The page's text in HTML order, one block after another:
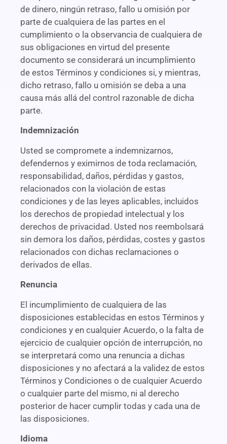
de dinero, ningún retraso, fallo u omisión por
parte de cualquiera de las partes en el
cumplimiento o la observancia de cualquiera de
sus obligaciones en virtud del presente
documento se considerará un incumplimiento
de estos Términos y condiciones si, y mientras,
dicho retraso, fallo u omisión se deba a una
causa más allá del control razonable de dicha
parte.
Indemnización
Usted se compromete a indemnizarnos,
defendernos y eximirnos de toda reclamación,
responsabilidad, daños, pérdidas y gastos,
relacionados con la violación de estas
condiciones y de las leyes aplicables, incluidos
los derechos de propiedad intelectual y los
derechos de privacidad. Usted nos reembolsará
sin demora los daños, pérdidas, costes y gastos
relacionados con dichas reclamaciones o
derivados de ellas.
Renuncia
El incumplimiento de cualquiera de las
disposiciones establecidas en estos Términos y
condiciones y en cualquier Acuerdo, o la falta de
ejercicio de cualquier opción de interrupción, no
se interpretará como una renuncia a dichas
disposiciones y no afectará a la validez de estos
Términos y Condiciones o de cualquier Acuerdo
o cualquier parte del mismo, ni al derecho
posterior de hacer cumplir todas y cada una de
las disposiciones.
Idioma